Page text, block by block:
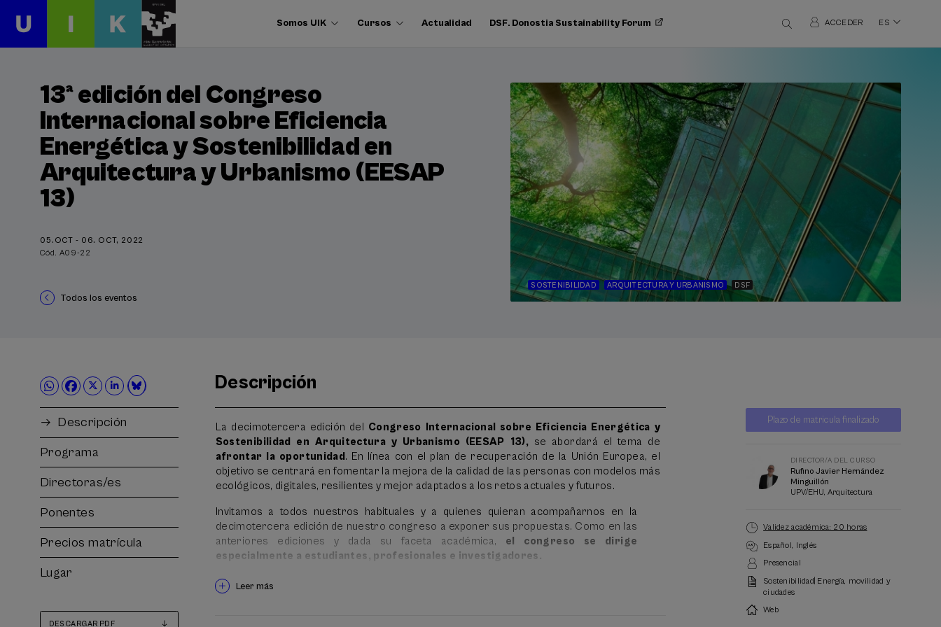
Somos UIK Cursos Actualidad DSF. Donostia Sustainability Forum ACCEDER ES
SOSTENIBILIDAD ARQUITECTURA Y URBANISMO DSF
13ª edición del Congreso
Internacional sobre Eficiencia
Energética y Sostenibilidad en
Arquitectura y Urbanismo (EESAP
13)
05.OCT - 06. OCT, 2022
Cód. A09-22
Todos los eventos
Descripción
Programa
Directoras/es
Ponentes
Precios matrícula
Lugar
DESCARGAR PDF
Descripción
La decimotercera edición del Congreso Internacional sobre Eficiencia Energética y
Sostenibilidad en Arquitectura y Urbanismo (EESAP 13), se abordará el tema de
afrontar la oportunidad . En línea con el plan de recuperación de la Unión Europea, el
objetivo se centrará en fomentar la mejora de la calidad de las personas con modelos más
ecológicos, digitales, resilientes y mejor adaptados a los retos actuales y futuros.
Invitamos a todos nuestros habituales y a quienes quieran acompañarnos en la
decimotercera edición de nuestro congreso a exponer sus propuestas. Como en las
anteriores ediciones y dada su faceta académica, el congreso se dirige
especialmente a estudiantes, profesionales e investigadores.
Desde la edición EESAP8/CICA1, el congreso amplía el ámbito de la difusión científica y
técnica al conjunto de la innovación en la construcción y se abre al mundo empresarial, con
Leer más
Fecha pasada
Plazo de matricula finalizado
DIRECTOR/A DEL CURSO
Rufino Javier Hernández
Minguillón
UPV/EHU, Arquitectura
Validez académica: 20 horas
Español
Inglés
Presencial
Sostenibilidad| Energía, movilidad y
ciudades
Web